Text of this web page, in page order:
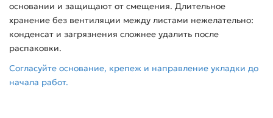
основании и защищают от смещения. Длительное
хранение без вентиляции между листами нежелательно:
конденсат и загрязнения сложнее удалить после
распаковки.
Согласуйте основание, крепеж и направление укладки до
начала работ.